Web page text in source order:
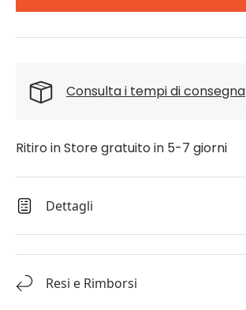
Consulta i tempi di consegna
Ritiro in Store gratuito in 5-7 giorni
Dettagli
Resi e Rimborsi